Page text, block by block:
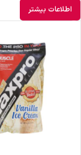
اطلاعات بیشتر